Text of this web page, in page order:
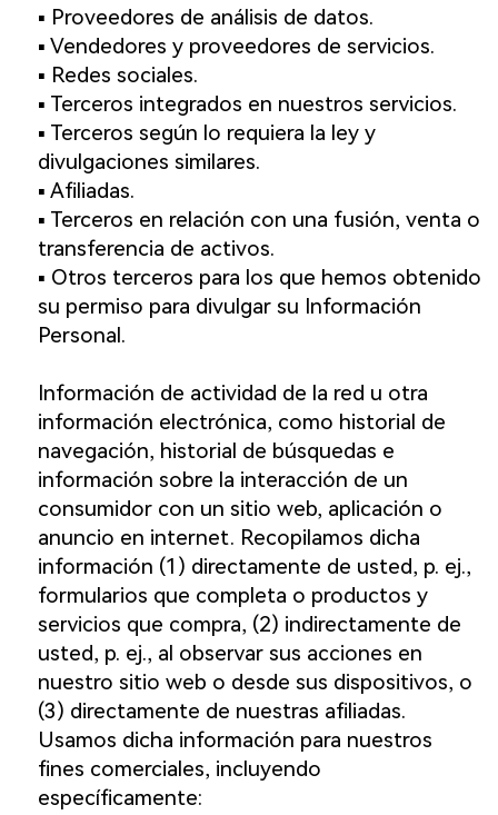
▪️ Proveedores de análisis de datos.
▪️ Vendedores y proveedores de servicios.
▪️ Redes sociales.
▪️ Terceros integrados en nuestros servicios.
▪️ Terceros según lo requiera la ley y
divulgaciones similares.
▪️ Afiliadas.
▪️ Terceros en relación con una fusión, venta o
transferencia de activos.
▪️ Otros terceros para los que hemos obtenido
su permiso para divulgar su Información
Personal.
Información de actividad de la red u otra
información electrónica, como historial de
navegación, historial de búsquedas e
información sobre la interacción de un
consumidor con un sitio web, aplicación o
anuncio en internet. Recopilamos dicha
información (1) directamente de usted, p. ej.,
formularios que completa o productos y
servicios que compra, (2) indirectamente de
usted, p. ej., al observar sus acciones en
nuestro sitio web o desde sus dispositivos, o
(3) directamente de nuestras afiliadas.
Usamos dicha información para nuestros
fines comerciales, incluyendo
específicamente: